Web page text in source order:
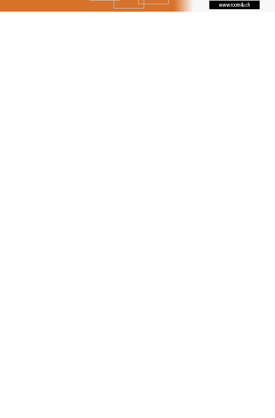
Swiss Ablation: Präzise Herzeingriffe dank Videotechnik